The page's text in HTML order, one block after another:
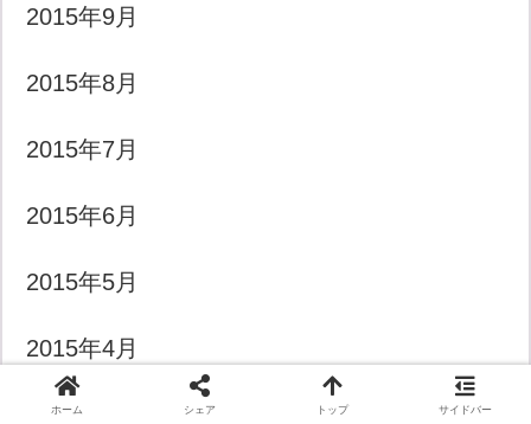
2015年9月
2015年8月
2015年7月
2015年6月
2015年5月
2015年4月
2015年3月
ホーム シェア トップ サイドバー